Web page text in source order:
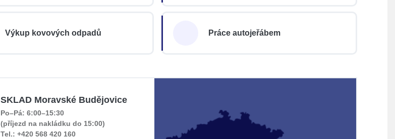
Výkup kovových odpadů Práce autojeřábem
SKLAD Moravské Budějovice
Po–Pá: 6:00–15:30
(příjezd na nakládku do 15:00)
Tel.: +420 568 420 160